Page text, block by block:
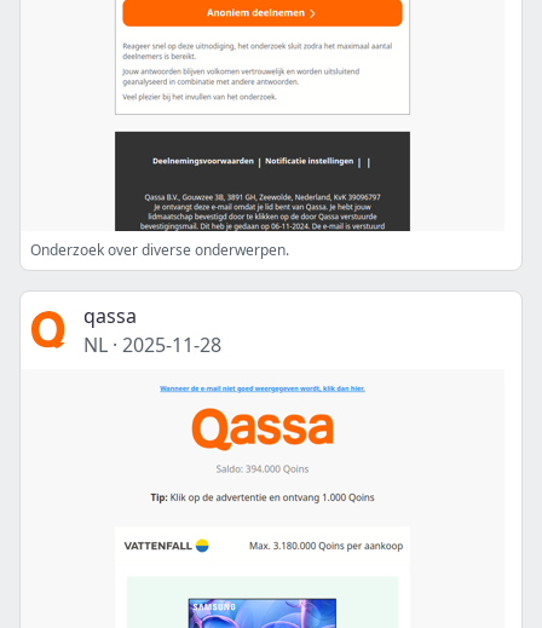
Onderzoek over diverse onderwerpen.
qassa
NL · 2025-11-28